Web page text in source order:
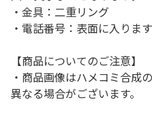
・金具：二重リング
・電話番号：表面に入りま
【商品についてのご注意】
・商品画像はハメコミ合成
異なる場合がございます。